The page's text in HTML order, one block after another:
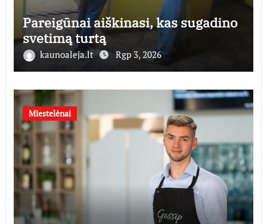
Pareigūnai aiškinasi, kas sugadino
svetimą turtą
kaunoaleja.lt Rgp 3, 2026
Miestelėnai